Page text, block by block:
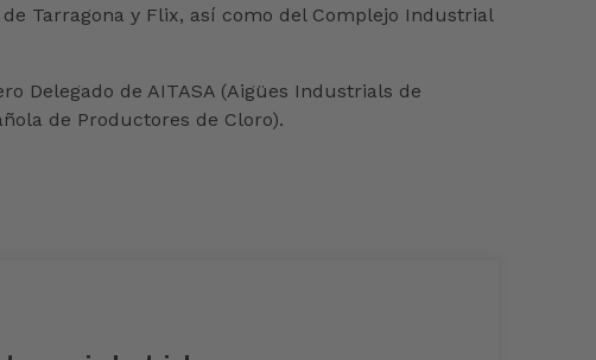
Tarragona y Flix, así como del Complejo Industrial
Delegado de AITASA (Aigües Industrials de
de Productores de Cloro).